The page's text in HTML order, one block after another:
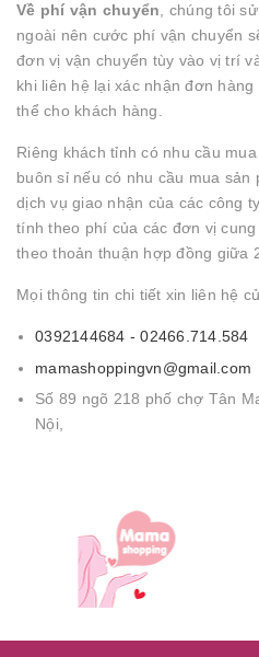
Về phí vận chuyển , chúng tôi
ngoài nên cước phí vận chuyển
đơn vị vận chuyển tùy vào vị trí
khi liên hệ lại xác nhận đơn
thể cho khách hàng.
Riêng khách tỉnh có nhu cầu
buôn sỉ nếu có nhu cầu mua
dịch vụ giao nhận của các công
tính theo phí của các đơn vị
theo thoản thuận hợp đồng giữa
Mọi thông tin chi tiết xin liên hệ
0392144684 - 02466.714.584
mamashoppingvn@gmail.com
Số 89 ngõ 218 phố chợ Tân
Nội,